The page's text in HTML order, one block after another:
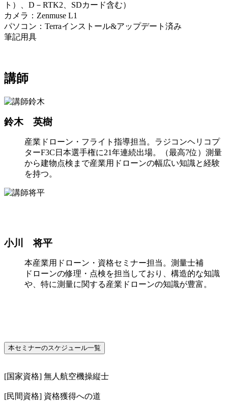
ト）、D－RTK2、SDカード含む）
カメラ：Zenmuse L1
パソコン：Terraインストール&アップデート済み
筆記用具
講師
鈴木 英樹
産業ドローン・フライト指導担当。ラジコンヘリコプ
ターF3C日本選手権に21年連続出場。（最高7位）測量
から建物点検まで産業用ドローンの幅広い知識と経験
を持つ。
小川 将平
本産業用ドローン・資格セミナー担当。測量士補
ドローンの修理・点検を担当しており、構造的な知識
や、特に測量に関する産業ドローンの知識が豊富。
本セミナーのスケジュール一覧
[国家資格] 無人航空機操縦士
[民間資格] 資格獲得への道